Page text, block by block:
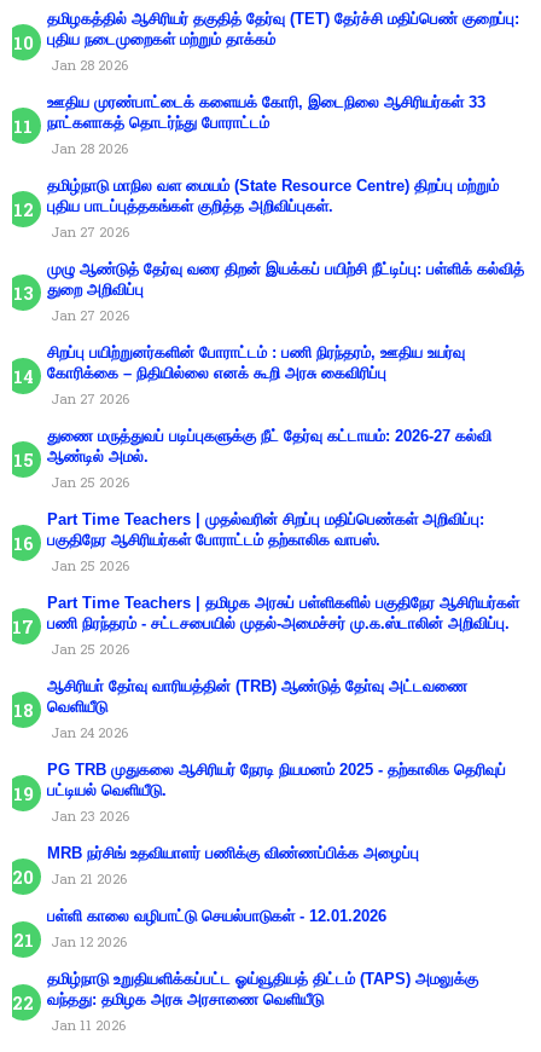
தமிழகத்தில் ஆசிரியர் தகுதித் தேர்வு (TET) தேர்ச்சி மதிப்பெண் குறைப்பு:
புதிய நடைமுறைகள் மற்றும் தாக்கம்
Jan 28 2026
ஊதிய முரண்பாட்டைக் களையக் கோரி, இடைநிலை ஆசிரியர்கள் 33
நாட்களாகத் தொடர்ந்து போராட்டம்
Jan 28 2026
தமிழ்நாடு மாநில வள மையம் (State Resource Centre) திறப்பு மற்றும்
புதிய பாடப்புத்தகங்கள் குறித்த அறிவிப்புகள்.
Jan 27 2026
முழு ஆண்டுத் தேர்வு வரை திறன் இயக்கப் பயிற்சி நீட்டிப்பு: பள்ளிக் கல்வித்
துறை அறிவிப்பு
Jan 27 2026
சிறப்பு பயிற்றுனர்களின் போராட்டம் : பணி நிரந்தரம், ஊதிய உயர்வு
கோரிக்கை – நிதியில்லை எனக் கூறி அரசு கைவிரிப்பு
Jan 27 2026
துணை மருத்துவப் படிப்புகளுக்கு நீட் தேர்வு கட்டாயம்: 2026-27 கல்வி
ஆண்டில் அமல்.
Jan 25 2026
Part Time Teachers | முதல்வரின் சிறப்பு மதிப்பெண்கள் அறிவிப்பு:
பகுதிநேர ஆசிரியர்கள் போராட்டம் தற்காலிக வாபஸ்.
Jan 25 2026
Part Time Teachers | தமிழக அரசுப் பள்ளிகளில் பகுதிநேர ஆசிரியர்கள்
பணி நிரந்தரம் - சட்டசபையில் முதல்-அமைச்சர் மு.க.ஸ்டாலின் அறிவிப்பு.
Jan 25 2026
ஆசிரியா் தோ்வு வாரியத்தின் (TRB) ஆண்டுத் தோ்வு அட்டவணை
வெளியீடு
Jan 24 2026
PG TRB முதுகலை ஆசிரியர் நேரடி நியமனம் 2025 - தற்காலிக தெரிவுப்
பட்டியல் வெளியீடு.
Jan 23 2026
MRB நர்சிங் உதவியாளர் பணிக்கு விண்ணப்பிக்க அழைப்பு
Jan 21 2026
பள்ளி காலை வழிபாட்டு செயல்பாடுகள் - 12.01.2026
Jan 12 2026
தமிழ்நாடு உறுதியளிக்கப்பட்ட ஓய்வூதியத் திட்டம் (TAPS) அமலுக்கு
வந்தது: தமிழக அரசு அரசாணை வெளியீடு
Jan 11 2026